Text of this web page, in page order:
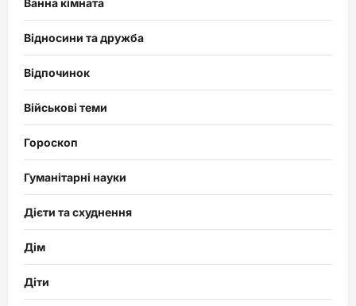
Ванна кімната
Відносини та дружба
Відпочинок
Військові теми
Гороскоп
Гуманітарні науки
Дієти та схуднення
Дім
Діти